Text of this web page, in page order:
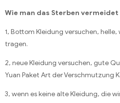
Wie man das Sterben vermeidet
1, Bottom Kleidung versuchen,
tragen.
2, neue Kleidung versuchen, gute
Yuan Paket Art der Verschmutzung
3, wenn es keine alte Kleidung, die